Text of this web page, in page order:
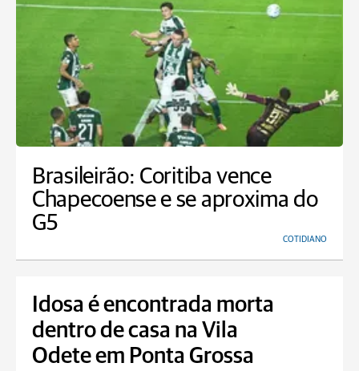
Brasileirão: Coritiba vence
Chapecoense e se aproxima do
G5
COTIDIANO
Idosa é encontrada morta
dentro de casa na Vila
Odete em Ponta Grossa